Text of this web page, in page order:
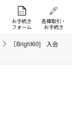
お手続き
フォーム
各種取引・
お手続き
［Bright60] 入会